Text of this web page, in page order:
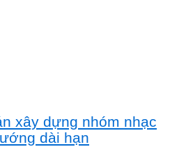
xây dựng nhóm nhạc
dài hạn